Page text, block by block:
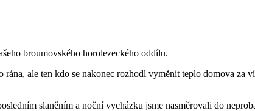
broumovského horolezeckého oddílu.
ale ten kdo se nakonec rozhodl vyměnit teplo domova za
slaněním a noční vycházku jsme nasměrovali do